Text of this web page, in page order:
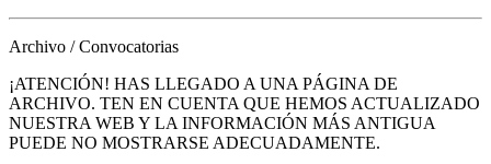
Archivo / Convocatorias
¡ATENCIÓN! HAS LLEGADO A UNA PÁGINA DE
ARCHIVO. TEN EN CUENTA QUE HEMOS ACTUALIZADO
NUESTRA WEB Y LA INFORMACIÓN MÁS ANTIGUA
PUEDE NO MOSTRARSE ADECUADAMENTE.